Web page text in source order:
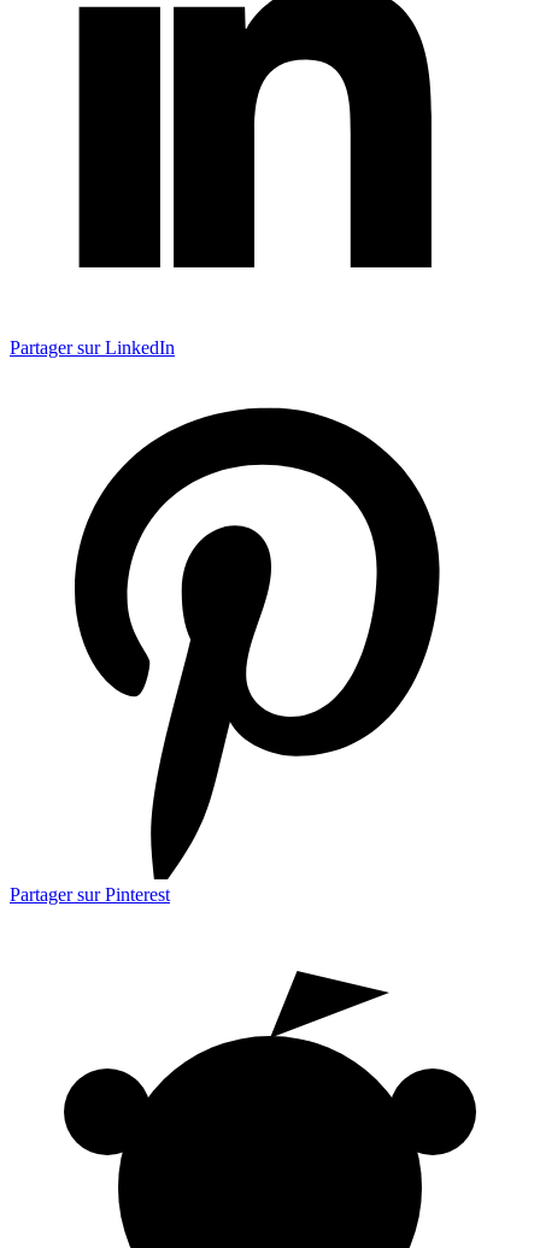
Partager sur LinkedIn
Partager sur Pinterest